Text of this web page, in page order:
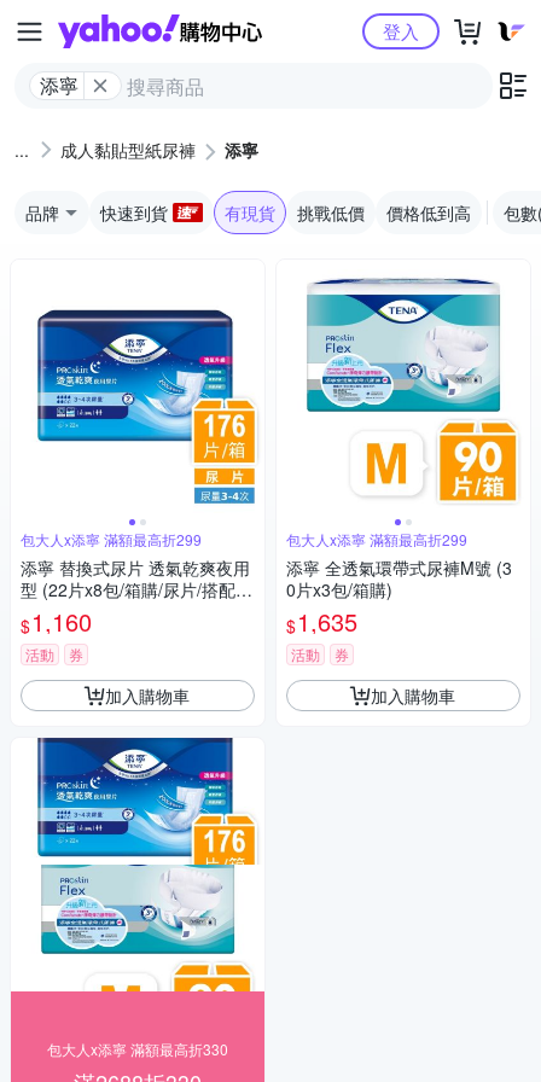
Yahoo購物中心
添寧
登入
成人黏貼型紙尿褲 添寧
品牌 快速到貨 有現貨 挑戰低價 價格低到高 包
包大人x添寧 滿額最高折299
添寧 替換式尿片 透氣乾爽夜用
型 (22片x8包/箱購/尿片/搭配成
人紙尿褲)
$1,160
活動 券
加入購物車
包大人x添寧 滿額最高折330
包大人x添寧 滿額最高折299
添寧 全透氣環帶式尿褲M號 (3
0片x3包/箱購)
$1,635
活動 券
加入購物車